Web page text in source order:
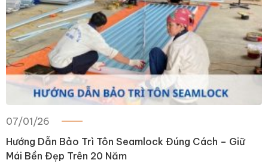
07/01/26
Hướng Dẫn Bảo Trì Tôn Seamlock Đúng Cách – Giữ
Mái Bền Đẹp Trên 20 Năm